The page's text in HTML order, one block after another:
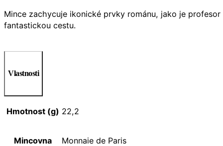
Mince zachycuje ikonické prvky románu, jako je
fantastickou cestu.
Vlastnosti
Hmotnost (g) 22,2
Mincovna Monnaie de Paris